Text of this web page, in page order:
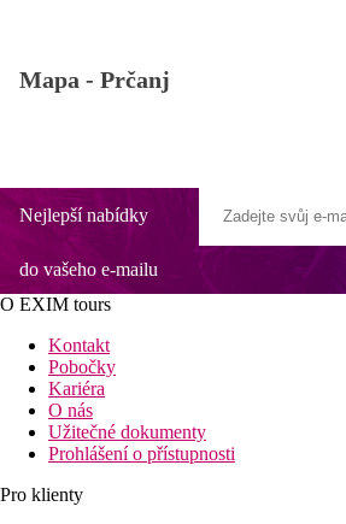
Mapa - Prčanj
Nejlepší nabídky
do vašeho e-mailu
O EXIM tours
Kontakt
Pobočky
Kariéra
O nás
Užitečné dokumenty
Prohlášení o přístupnosti
Pro klienty